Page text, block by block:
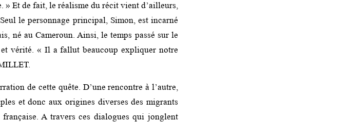
Et de fait, le réalisme du récit vient d’ailleurs,
le personnage principal, Simon, est incarné
né au Cameroun. Ainsi, le temps passé sur le
vérité. « Il a fallut beaucoup expliquer notre
de cette quête. D’une rencontre à l’autre,
et donc aux origines diverses des migrants
A travers ces dialogues qui jonglent